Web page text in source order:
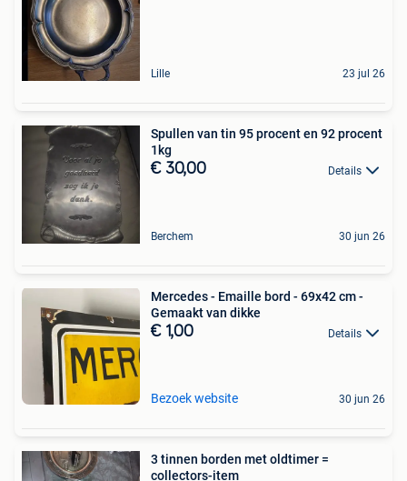
Lille 23 jul 26
Spullen van tin 95 procent en 92 procent
1kg
€ 30,00 Details
Berchem 30 jun 26
Mercedes - Emaille bord - 69x42 cm -
Gemaakt van dikke
€ 1,00 Details
Bezoek website 30 jun 26
3 tinnen borden met oldtimer =
collectors-item